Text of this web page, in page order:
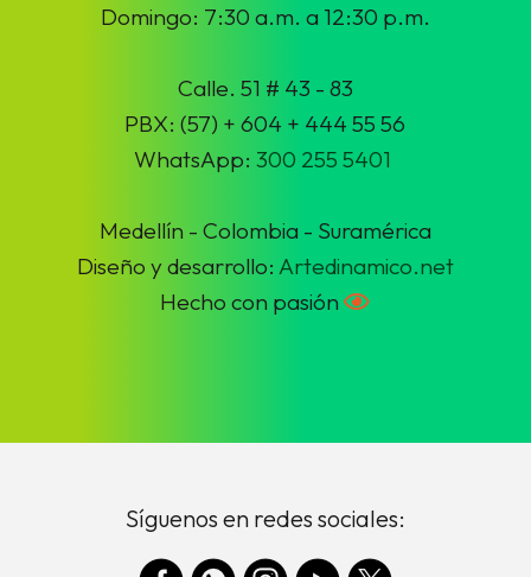
Domingo: 7:30 a.m. a 12:30 p.m.
Calle. 51 # 43 - 83
PBX: (57) + 604 + 444 55 56
WhatsApp:300 255 5401
Medellín - Colombia - Suramérica
Diseño y desarrollo: Artedinamico.net
Hecho con pasión
Síguenos en redes sociales: